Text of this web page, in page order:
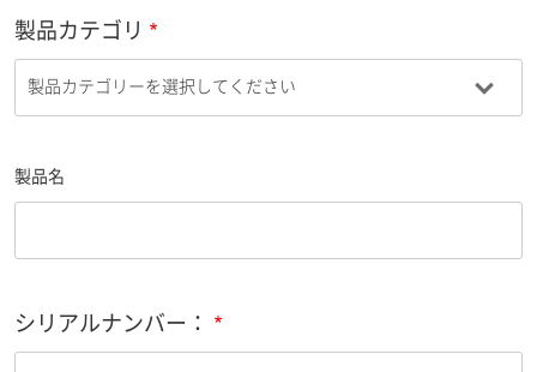
製品カテゴリ
製品名
シリアルナンバー：